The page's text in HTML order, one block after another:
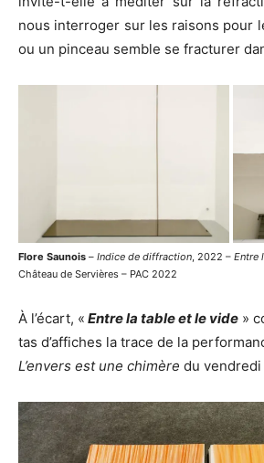
nous interroger sur les raisons pour
ou un pinceau semble se fracturer
Flore Saunois – Indice de diffraction, 2022 – Entre
Château de Servières – PAC 2022
À l’écart, « Entre la table et le vide »
tas d’affiches la trace de la
L’envers est une chimère du